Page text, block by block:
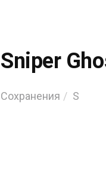
Sniper
Сохранения S